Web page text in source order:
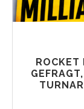
ROCKET